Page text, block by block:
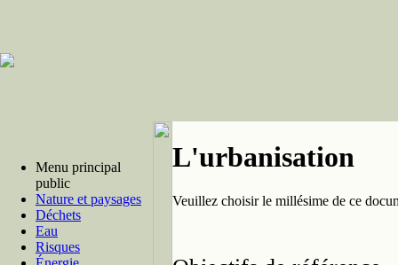
Menu principal
public
Nature et paysages
Déchets
Eau
Risques
L'urbanisation
Veuillez choisir le millésime de ce